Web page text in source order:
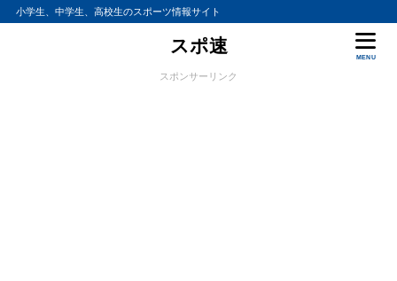
小学生、中学生、高校生のスポーツ情報サイト
スポ速
MENU
スポンサーリンク